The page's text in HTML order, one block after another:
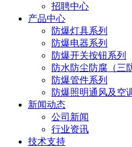
招聘中心
产品中心
防爆灯具系列
防爆电器系列
防爆开关按钮系列
防水防尘防腐（三
防爆管件系列
防爆照明通风及空
新闻动态
公司新闻
行业资讯
技术支持